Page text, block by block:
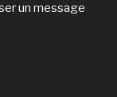
un message